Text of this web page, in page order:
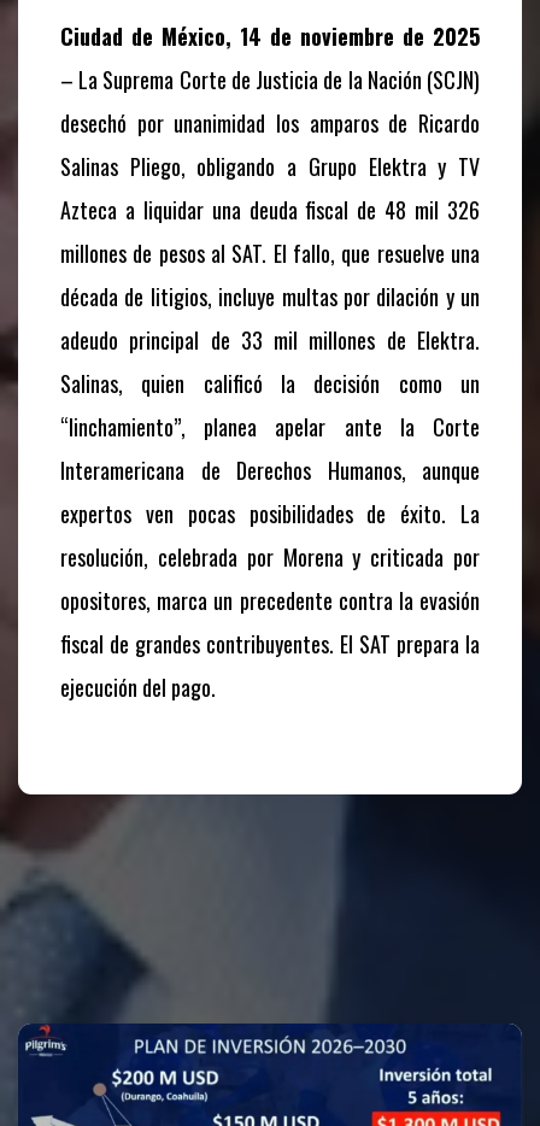
Ciudad de México, 14 de noviembre de 2025
– La Suprema Corte de Justicia de la Nación (SCJN)
desechó por unanimidad los amparos de Ricardo
Salinas Pliego, obligando a Grupo Elektra y TV
Azteca a liquidar una deuda fiscal de 48 mil 326
millones de pesos al SAT. El fallo, que resuelve una
década de litigios, incluye multas por dilación y un
adeudo principal de 33 mil millones de Elektra.
Salinas, quien calificó la decisión como un
“linchamiento”, planea apelar ante la Corte
Interamericana de Derechos Humanos, aunque
expertos ven pocas posibilidades de éxito. La
resolución, celebrada por Morena y criticada por
opositores, marca un precedente contra la evasión
fiscal de grandes contribuyentes. El SAT prepara la
ejecución del pago.